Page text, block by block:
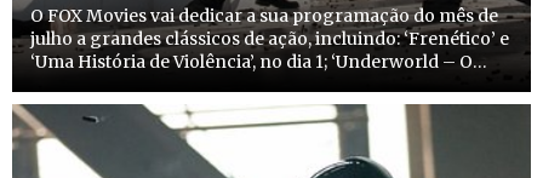
O FOX Movies vai dedicar a sua programação do mês de
julho a grandes clássicos de ação, incluindo: ‘Frenético’ e
‘Uma História de Violência’, no dia 1; ‘Underworld – O
‘Underworld: Evolução’, no dia 5; ‘Green Lantern ...